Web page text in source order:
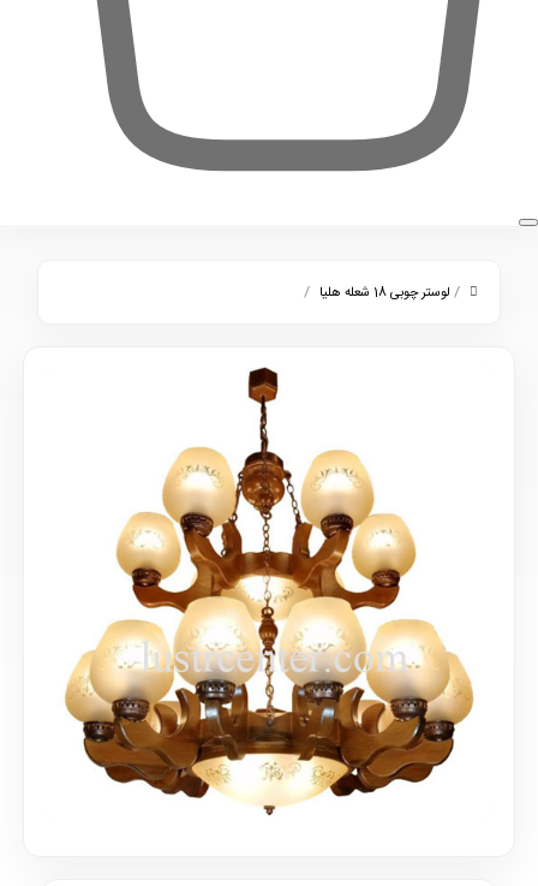
/ لوستر چوبی 18 شعله هلیا /